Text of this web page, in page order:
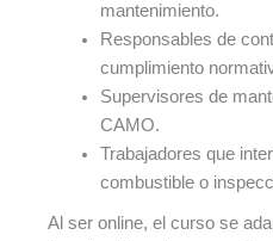
mantenimiento.
Responsables de
cumplimiento
Supervisores de
CAMO.
Trabajadores que
combustible o
Al ser online, el curso se